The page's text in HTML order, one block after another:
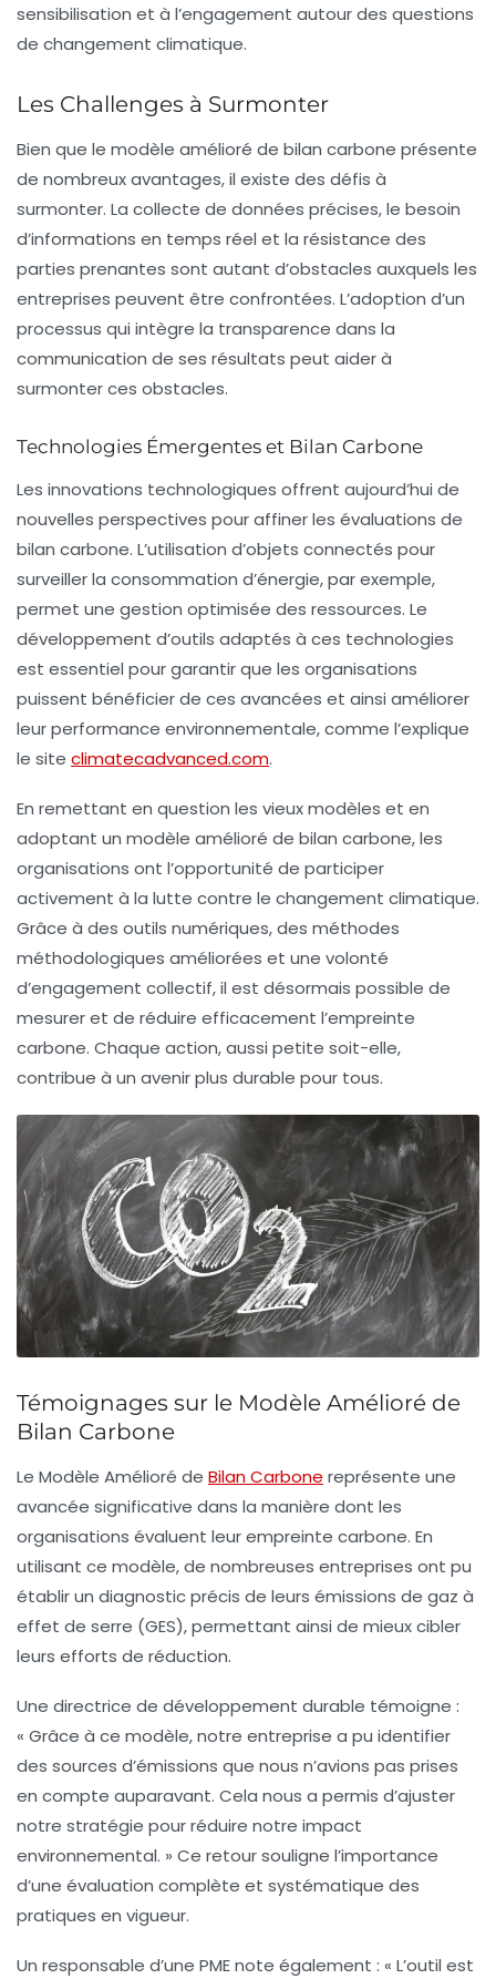
sensibilisation et à l’engagement autour des questions
de changement climatique.
Les Challenges à Surmonter
Bien que le modèle amélioré de bilan carbone présente
de nombreux avantages, il existe des défis à
surmonter. La collecte de données précises, le besoin
d’informations en temps réel et la résistance des
parties prenantes sont autant d’obstacles auxquels les
entreprises peuvent être confrontées. L’adoption d’un
processus qui intègre la transparence dans la
communication de ses résultats peut aider à
surmonter ces obstacles.
Technologies Émergentes et Bilan Carbone
Les innovations technologiques offrent aujourd’hui de
nouvelles perspectives pour affiner les évaluations de
bilan carbone. L’utilisation d’objets connectés pour
surveiller la consommation d’énergie, par exemple,
permet une gestion optimisée des ressources. Le
développement d’outils adaptés à ces technologies
est essentiel pour garantir que les organisations
puissent bénéficier de ces avancées et ainsi améliorer
leur performance environnementale, comme l’explique
le site climatecadvanced.com.
En remettant en question les vieux modèles et en
adoptant un modèle amélioré de bilan carbone, les
organisations ont l’opportunité de participer
activement à la lutte contre le changement climatique.
Grâce à des outils numériques, des méthodes
méthodologiques améliorées et une volonté
d’engagement collectif, il est désormais possible de
mesurer et de réduire efficacement l’empreinte
carbone. Chaque action, aussi petite soit-elle,
contribue à un avenir plus durable pour tous.
Témoignages sur le Modèle Amélioré de
Bilan Carbone
Le Modèle Amélioré de Bilan Carbone représente une
avancée significative dans la manière dont les
organisations évaluent leurempreinte carbone. En
utilisant ce modèle, de nombreuses entreprises ont pu
établir un diagnostic précis de leurs émissions de gaz à
effet de serre (GES), permettant ainsi de mieux cibler
leurs efforts de réduction.
Une directrice de développement durable témoigne :
« Grâce à ce modèle, notre entreprise a pu identifier
des sources d’émissions que nous n’avions pas prises
en compte auparavant. Cela nous a permis d’ajuster
notre stratégie pour réduire notre impact
environnemental. » Ce retour souligne l’importance
d’une évaluation complète et systématique des
pratiques en vigueur.
Un responsable d’une PME note également : « L’outil est